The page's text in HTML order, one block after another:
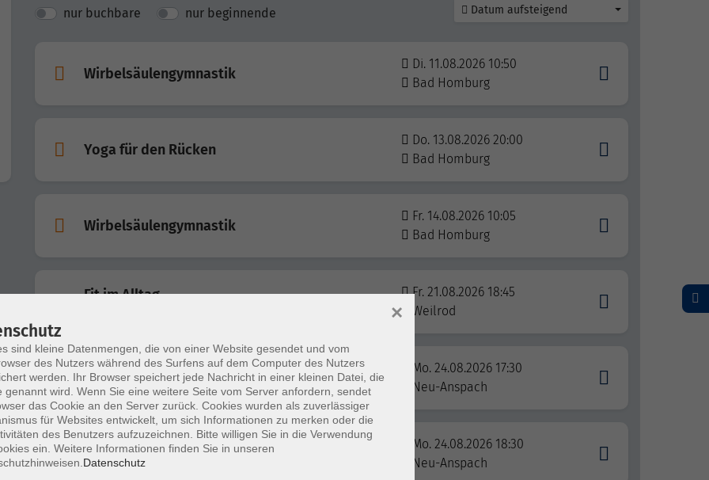
nur buchbare nur beginnende Datum aufsteigend
Wirbelsäulengymnastik
Di. 11.08.2026 10:50
Bad Homburg
Yoga für den Rücken
Do. 13.08.2026 20:00
Bad Homburg
Wirbelsäulengymnastik
Fr. 14.08.2026 10:05
Bad Homburg
Fit im Alltag
Fr. 21.08.2026 18:45
Weilrod
Rücken fit
Kraft und Entspannung für die Wirbelsäule
Mo. 24.08.2026 17:30
Neu-Anspach
Rücken fit
Kraft und Entspannung für die Wirbelsäule
Mo. 24.08.2026 18:30
Neu-Anspach
sind kleine Datenmengen, die von einer Website gesendet und vom
des Nutzers während des Surfens auf dem Computer des Nutzers
werden. Ihr Browser speichert jede Nachricht in einer kleinen Datei, die
genannt wird. Wenn Sie eine weitere Seite vom Server anfordern, sendet
das Cookie an den Server zurück. Cookies wurden als zuverlässiger
für Websites entwickelt, um sich Informationen zu merken oder die
des Benutzers aufzuzeichnen. Bitte willigen Sie in die Verwendung
ein. Weitere Informationen finden Sie in unseren
Datenschutz
×